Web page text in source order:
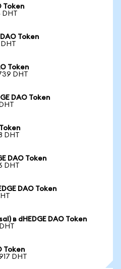
Token
DHT
Token
Token
DHT
DAO Token
DHT
DAO Token
DHT
DAO Token
в dHEDGE DAO Token
Token
DHT